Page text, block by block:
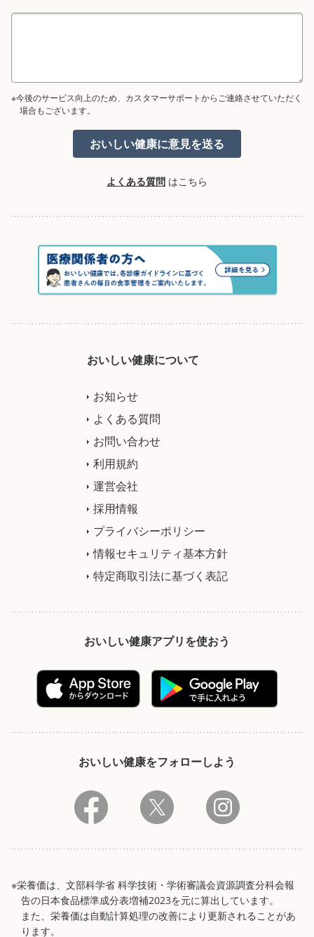
※今後のサービス向上のため、カスタマーサポートからご連絡させていただく
場合もございます。
よくある質問 はこちら
おいしい健康について
お知らせ
よくある質問
お問い合わせ
利用規約
運営会社
採用情報
プライバシーポリシー
情報セキュリティ基本方針
特定商取引法に基づく表記
おいしい健康アプリを使おう
おいしい健康をフォローしよう
※栄養価は、文部科学省 科学技術・学術審議会資源調査分科会報
告の日本食品標準成分表増補2023を元に算出しています。
また、栄養価は自動計算処理の改善により更新されることがあ
ります。